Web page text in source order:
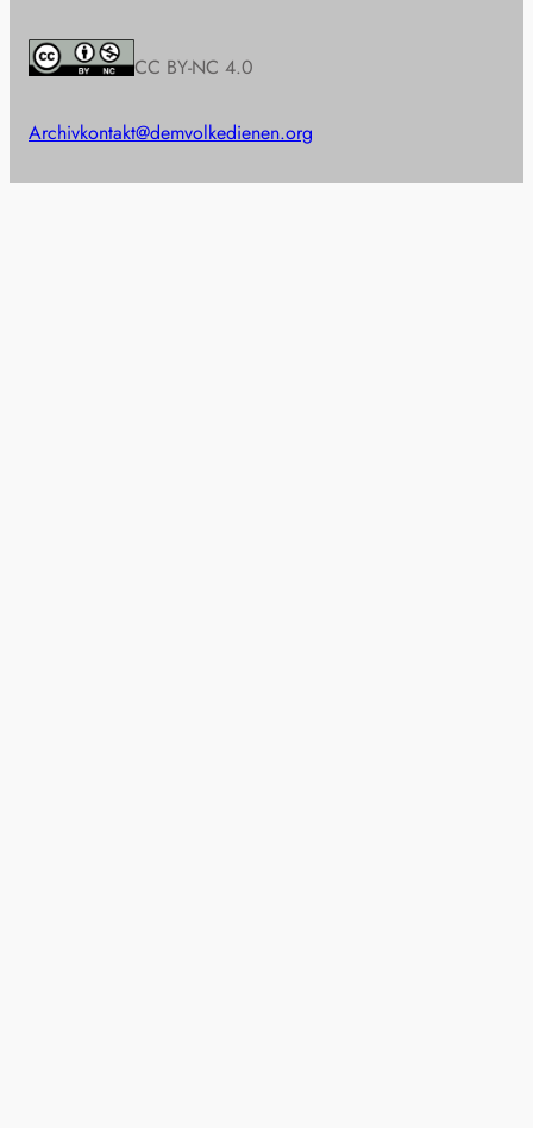
CC BY-NC 4.0
Archivkontakt@demvolkedienen.org